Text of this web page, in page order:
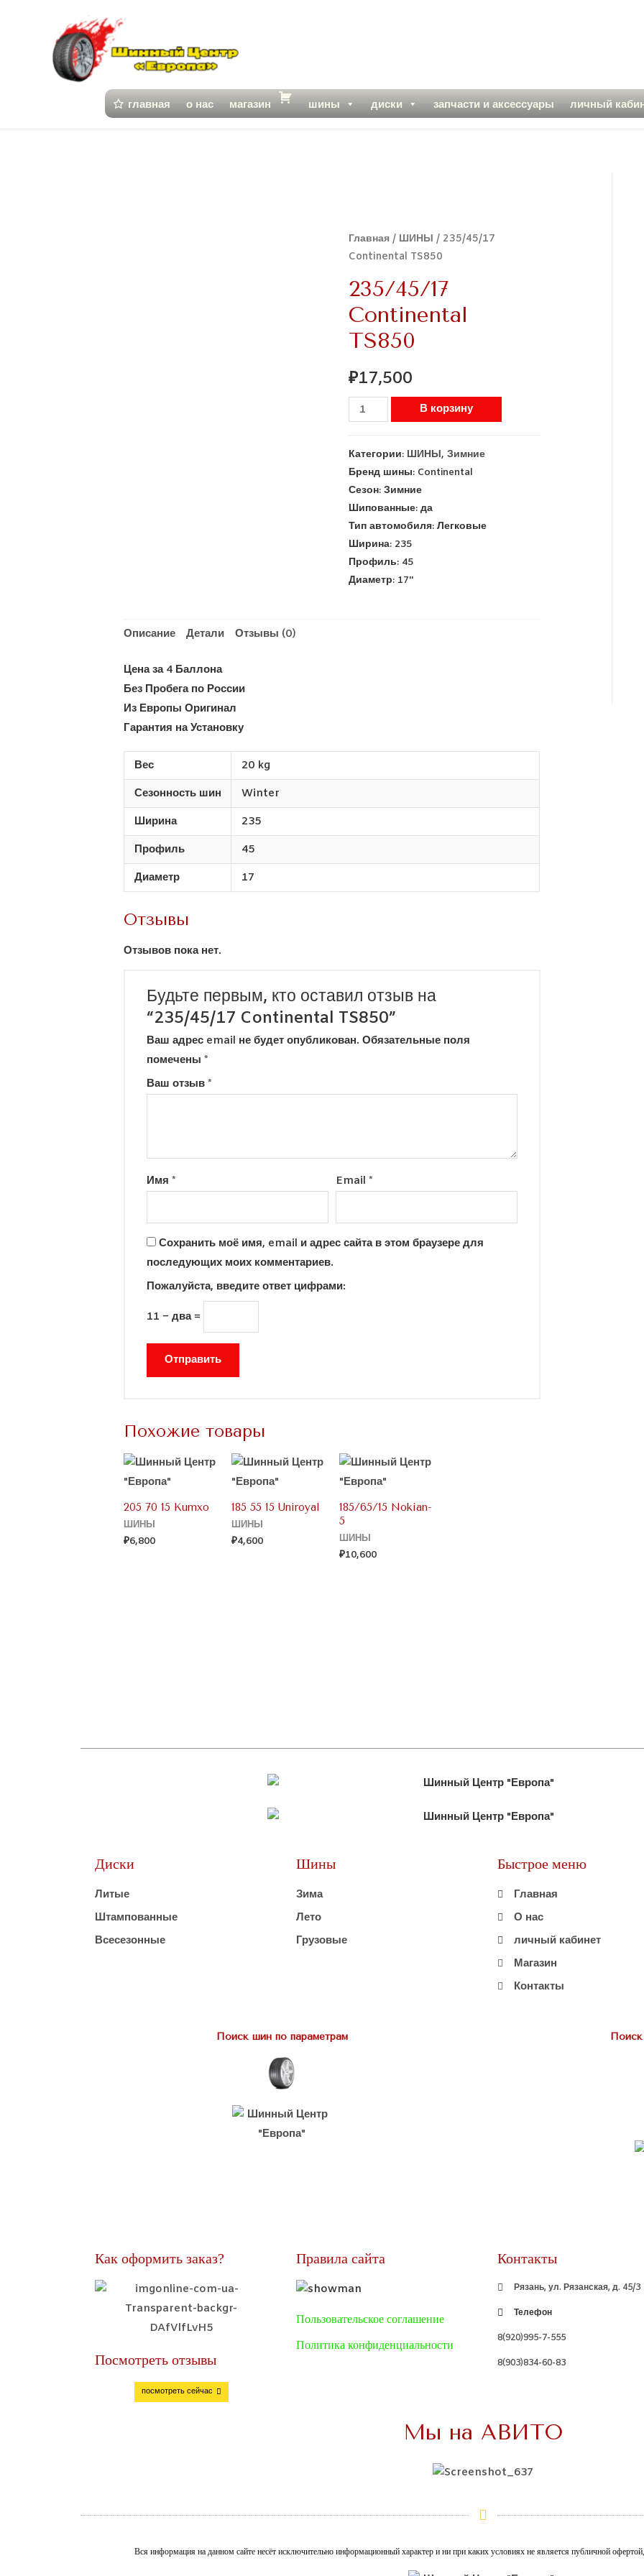
главная о нас магазин шины диски запчасти и аксессуары личный
Главная / ШИНЫ / 235/45/17
Continental TS850
235/45/17
Continental
TS850
₽17,500
В корзину
Категории: ШИНЫ,Зимние
Бренд шины: Continental
Сезон:Зимние
Шипованные:да
Тип автомобиля:Легковые
Ширина: 235
Профиль: 45
Диаметр: 17''
Описание Детали Отзывы (0)
Цена за 4 Баллона
Без Пробега по России
Из Европы Оригинал
Гарантия на Установку
Вес
20 kg
Сезонность шин
Winter
Ширина
235
Профиль
45
Диаметр
17
Отзывы
Отзывов пока нет.
Будьте первым, кто оставил отзыв на
“235/45/17 Continental TS850”
Ваш адрес email не будет опубликован. Обязательные поля
помечены*
Ваш отзыв*
Имя* Email*
Сохранить моё имя, email и адрес сайта в этом браузере для
последующих моих комментариев.
Пожалуйста, введите ответ цифрами:
11 − два =
Похожие товары
205 70 15 Kumxo
ШИНЫ
₽6,800
185 55 15 Uniroyal
ШИНЫ
₽4,600
185/65/15 Nokian-
5
ШИНЫ
₽10,600
Диски
Литые
Штампованные
Всесезонные
Шины
Зима
Лето
Грузовые
Быстрое меню
Главная
О нас
личный кабинет
Магазин
Контакты
Поиск шин по параметрам Поиск
Как оформить заказ?
Посмотреть отзывы
посмотреть сейчас
Правила сайта
Пользовательское соглашение
Политика конфиденциальности
Контакты
Рязань, ул. Рязанская, д. 45/3
Телефон
8(920)995-7-555
8(903)834-60-83
Мы на АВИТО
Вся информация на данном сайте несёт исключительно информационный характер и ни при каких условиях не является публичной